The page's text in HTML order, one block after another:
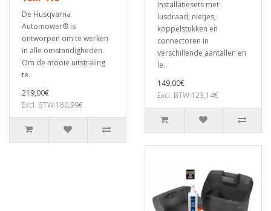
De Husqvarna
Automower® is
ontworpen om te werken
in alle omstandigheden.
Om de mooie uitstraling
te..
219,00€
Excl. BTW:180,99€
Installatiesets met
lusdraad, nietjes,
koppelstukken en
connectoren in
verschillende aantallen en
le..
149,00€
Excl. BTW:123,14€